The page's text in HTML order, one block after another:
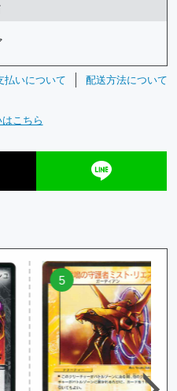
払いについて 配送方法について
こちら
5